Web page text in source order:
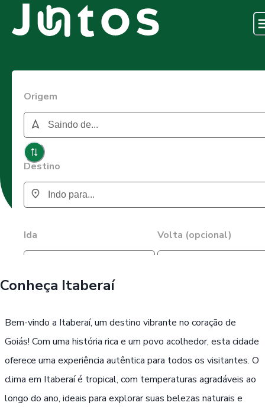
Origem
Destino
Ida Volta (opcional)
Conheça Itaberaí
Bem-vindo a Itaberaí, um destino vibrante no coração de
Goiás! Com uma história rica e um povo acolhedor, esta cidade
oferece uma experiência autêntica para todos os visitantes. O
clima em Itaberaí é tropical, com temperaturas agradáveis ao
longo do ano, ideais para explorar suas belezas naturais e